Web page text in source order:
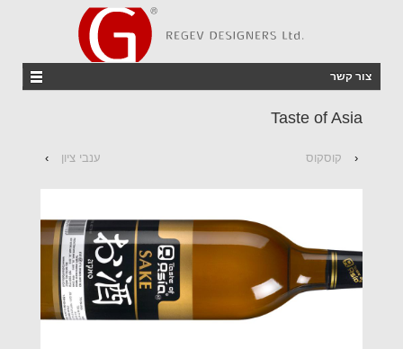
צור קשר
Taste of Asia
ענבי ציון › ‹ קוסקוס